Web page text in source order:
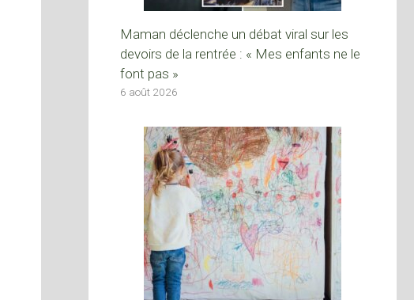
Maman déclenche un débat viral sur les
devoirs de la rentrée : « Mes enfants ne le
font pas »
6 août 2026